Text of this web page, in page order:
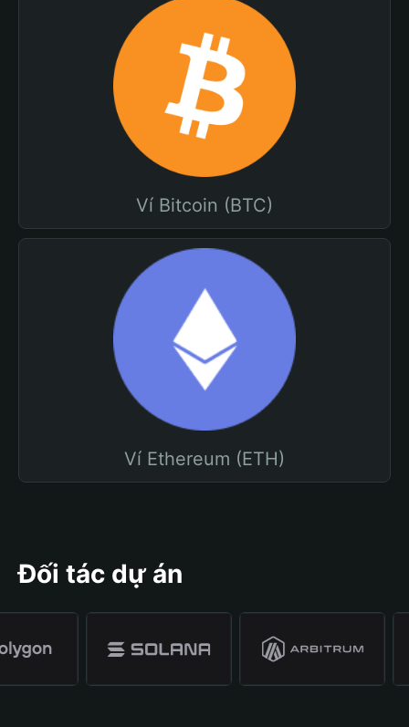
Ví Bitcoin (BTC)
Ví Ethereum (ETH)
Đối tác dự án